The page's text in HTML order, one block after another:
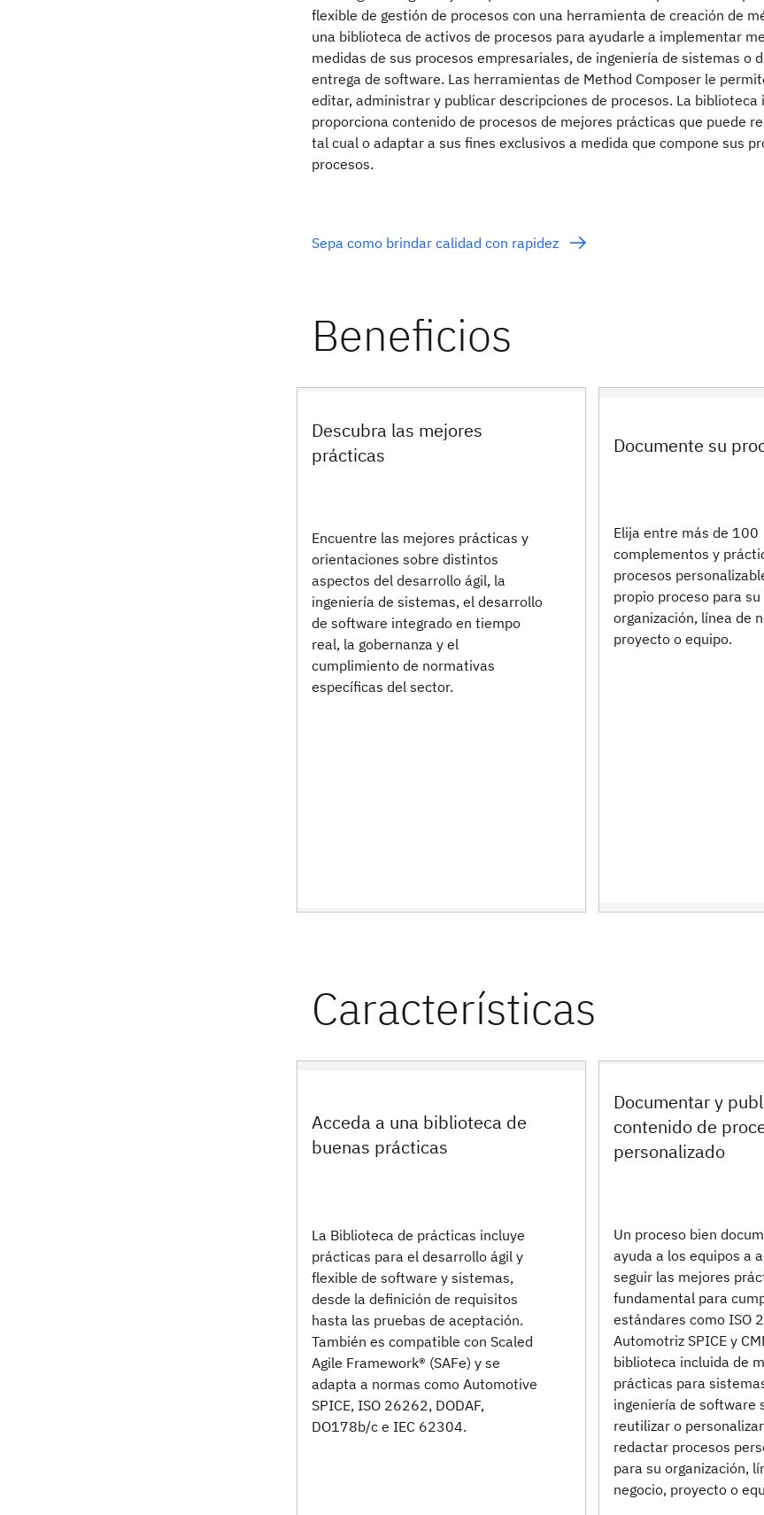
flexible de gestión de procesos con una herramienta de creación de
una biblioteca de activos de procesos para ayudarle a implementar
medidas de sus procesos empresariales, de ingeniería de sistemas o
entrega de software. Las herramientas de Method Composer le
editar, administrar y publicar descripciones de procesos. La biblioteca
proporciona contenido de procesos de mejores prácticas que puede
tal cual o adaptar a sus fines exclusivos a medida que compone sus
procesos.
Sepa como brindar calidad con rapidez
Descubra las mejores
prácticas
Encuentre las mejores prácticas y
orientaciones sobre distintos
aspectos del desarrollo ágil, la
ingeniería de sistemas, el desarrollo
de software integrado en tiempo
real, la gobernanza y el
cumplimiento de normativas
específicas del sector.
Documente su
Elija entre más de 100
complementos y
procesos
propio proceso para su
organización, línea de
proyecto o equipo.
Acceda a una biblioteca de
buenas prácticas
La Biblioteca de prácticas incluye
prácticas para el desarrollo ágil y
flexible de software y sistemas,
desde la definición de requisitos
hasta las pruebas de aceptación.
También es compatible con Scaled
Agile Framework® (SAFe) y se
adapta a normas como Automotive
SPICE, ISO 26262, DODAF,
DO178b/c e IEC 62304.
Documentar y
contenido de
personalizado
Un proceso bien
ayuda a los equipos a
seguir las mejores
fundamental para
estándares como ISO
Automotriz SPICE y
biblioteca incluida de
prácticas para
ingeniería de software
reutilizar o
redactar procesos
para su organización,
negocio, proyecto o